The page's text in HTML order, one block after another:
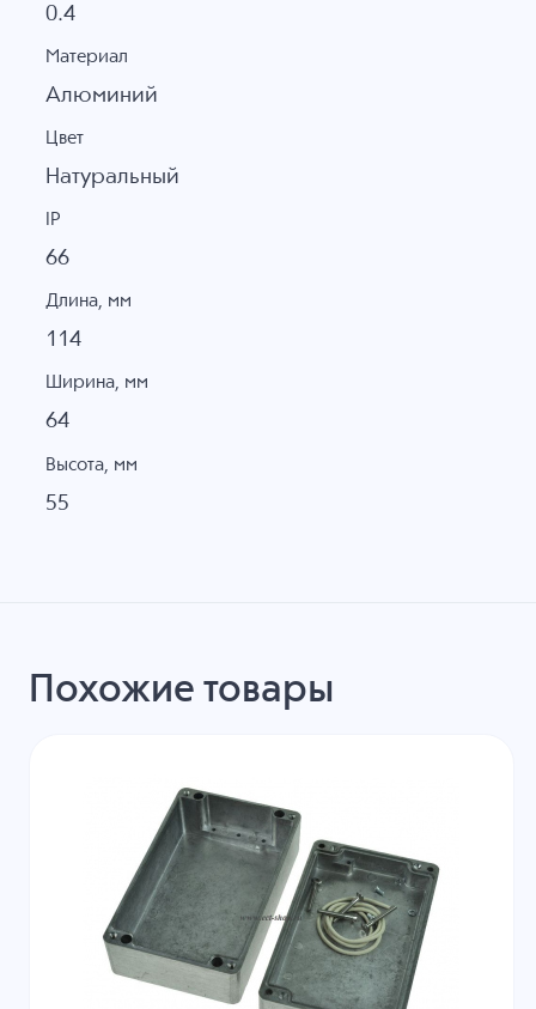
0.4
Материал
Алюминий
Цвет
Натуральный
IP
66
Длина, мм
114
Ширина, мм
64
Высота, мм
55
Похожие товары